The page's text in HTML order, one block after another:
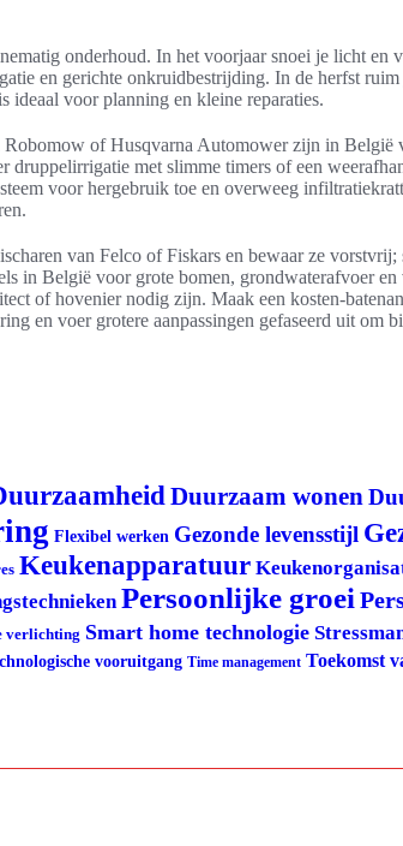
onderhoud. In het voorjaar snoei je licht en
en gerichte onkruidbestrijding. In de herfst ruim
ideaal voor planning en kleine reparaties.
of Husqvarna Automower zijn in België
druppelirrigatie met slimme timers of een
voor hergebruik toe en overweeg
van Felco of Fiskars en bewaar ze
in België voor grote bomen, grondwaterafvoer
of hovenier nodig zijn. Maak een
en voer grotere aanpassingen gefaseerd uit om
Duurzaam wonen
Flexibel werken Gezonde levensstijl
Keukenapparatuur
Persoonlijke groei
verlichting Smart home technologie
vooruitgang Time management Toekomst